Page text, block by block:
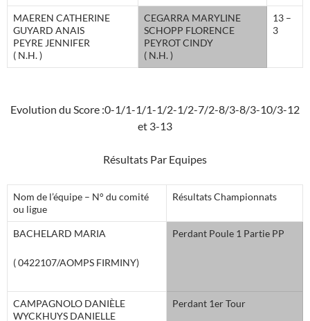
MAEREN CATHERINE
GUYARD ANAIS
PEYRE JENNIFER
( N.H. )
CEGARRA MARYLINE
SCHOPP FLORENCE
PEYROT CINDY
( N.H. )
13 –
3
Evolution du Score :0-1/1-1/1-1/2-1/2-7/2-8/3-8/3-10/3-12
et 3-13
Résultats Par Equipes
Nom de l’équipe – N° du comité
ou ligue
Résultats Championnats
BACHELARD MARIA
( 0422107/AOMPS FIRMINY)
Perdant Poule 1 Partie PP
CAMPAGNOLO DANIÈLE
WYCKHUYS DANIELLE
Perdant 1er Tour